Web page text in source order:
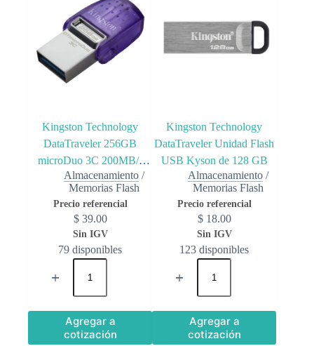
Kingston Technology
DataTraveler 256GB
microDuo 3C 200MB/s
dual USB-A + USB-C
Almacenamiento /
Memorias Flash
$39.00
79 disponibles
Agregar a
cotización
Kingston Technology
DataTraveler Unidad Flash
USB Kyson de 128 GB
Almacenamiento /
Memorias Flash
$18.00
123 disponibles
Agregar a
cotización